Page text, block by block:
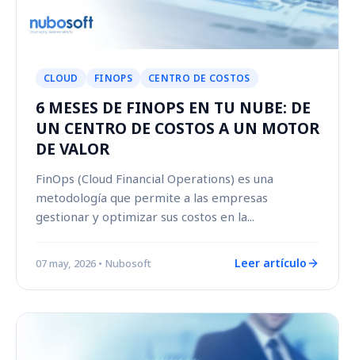
CLOUD FINOPS CENTRO DE COSTOS
6 MESES DE FINOPS EN TU NUBE: DE
UN CENTRO DE COSTOS A UN MOTOR
DE VALOR
FinOps (Cloud Financial Operations) es una
metodología que permite a las empresas
gestionar y optimizar sus costos en la...
07 may, 2026 • Nubosoft Leer artículo